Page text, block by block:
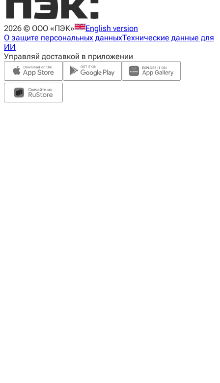
2026 © ООО «ПЭК»
English version
О защите персональных данныхТехнические данные для
ИИ
Управляй доставкой в приложении